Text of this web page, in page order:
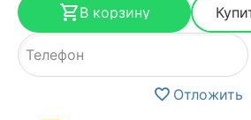
В корзину
Отложить